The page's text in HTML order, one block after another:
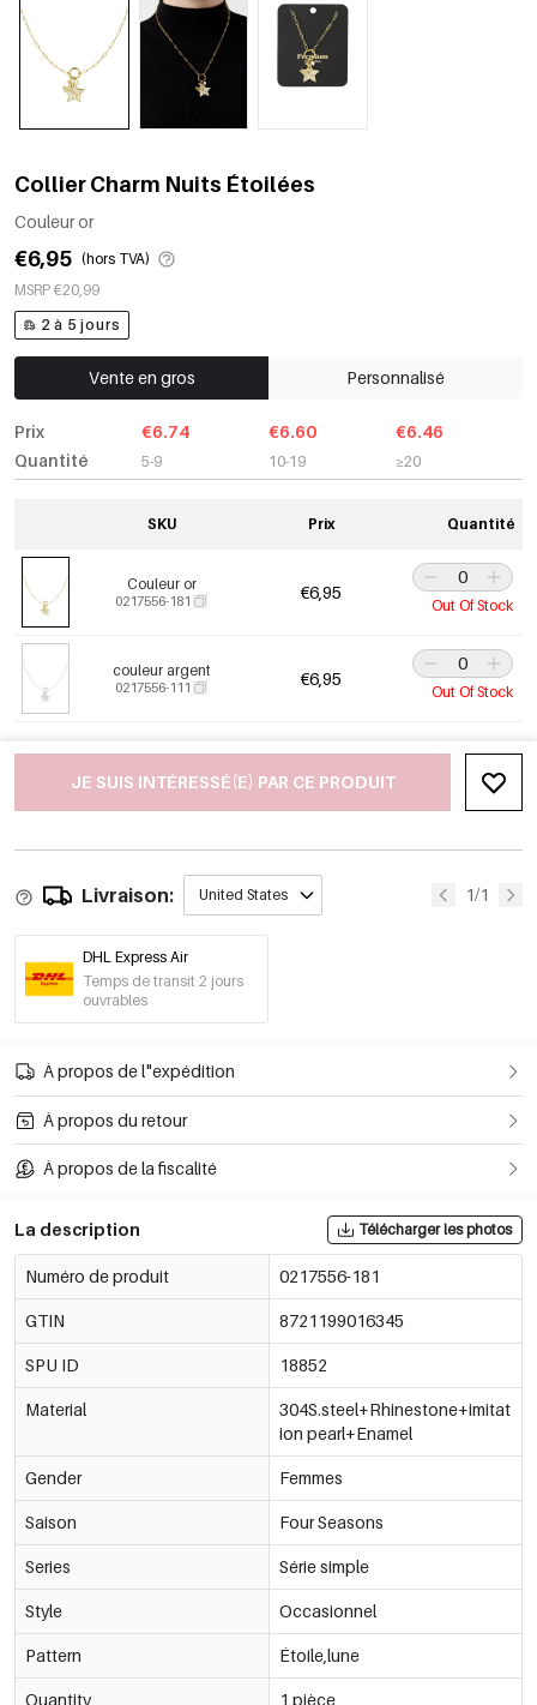
Collier Charm Nuits Étoilées
Couleur or
€6,95 (hors TVA)
MSRP €20,99
2 à 5 jours
Vente en gros Personnalisé
Prix
Quantité
€6.74
5-9
€6.60
10-19
€6.46
≥20
SKU Prix Quantité
Couleur or
0217556-181 €6,95
Out Of Stock
couleur argent
0217556-111 €6,95
Out Of Stock
JE SUIS INTÉRESSÉ(E) PAR CE PRODUIT
Livraison: United States 1/1
DHL Express Air
Temps de transit 2 jours
ouvrables
À propos de l"expédition
À propos du retour
À propos de la fiscalité
La description Télécharger les photos
Numéro de produit 0217556-181
GTIN 8721199016345
SPU ID 18852
Material
304S.steel+Rhinestone+imitat
ion pearl+Enamel
Gender Femmes
Saison Four Seasons
Series Série simple
Style Occasionnel
Pattern Étoile,lune
Quantity 1 pièce